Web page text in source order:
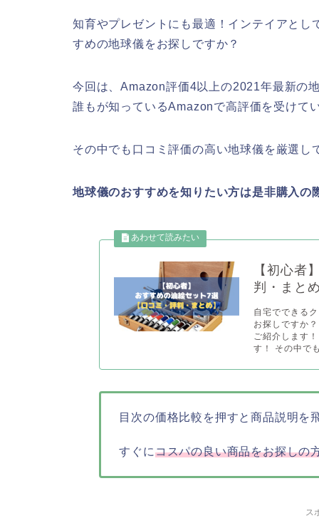
知育やプレゼントにも最適！インテイアと
すめの地球儀をお探しですか？
今回は、Amazon評価4以上の2021年最新の
誰もが知っているAmazonで高評価を受けて
その中でも口コミ評価の高い地球儀を厳選し
地球儀のおすすめを知りたい方は是非購入の
【初心者
判・まと
自宅でできる
お探しですか
ご紹介します
す！ その中で
目次の価格比較を押すと商品説明を
すぐにコスパの良い商品をお探しの
ス